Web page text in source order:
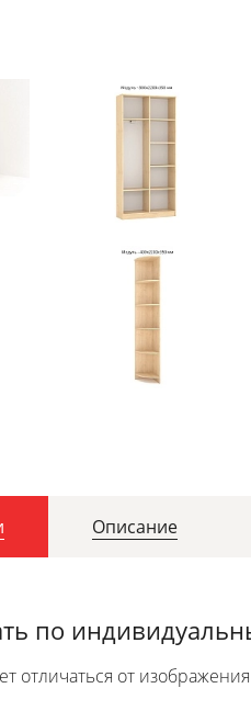
Описание
по
отличаться от